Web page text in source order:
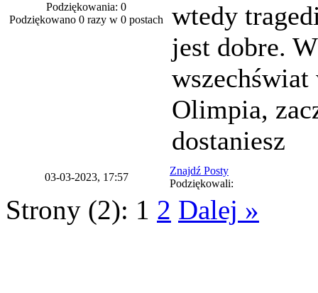
Podziękowania: 0
Podziękowano 0 razy w 0 postach
wtedy
jest dobre.
Olimpia,
dostaniesz
03-03-2023, 17:57
Znajdź Posty
Podziękowali:
Strony (2): 1 2 Dalej »